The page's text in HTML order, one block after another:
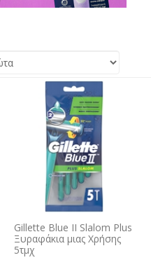
Gillette Blue II Slalom Plus
Ξυραφάκια μιας Χρήσης
5τμχ